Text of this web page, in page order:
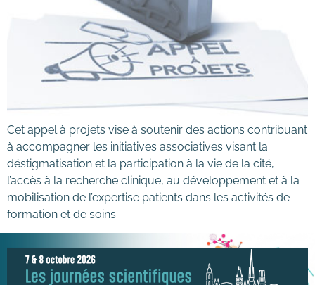
Cet appel à projets vise à soutenir des actions contribuant
à accompagner les initiatives associatives visant la
déstigmatisation et la participation à la vie de la cité,
l’accès à la recherche clinique, au développement et à la
mobilisation de l’expertise patients dans les activités de
formation et de soins.